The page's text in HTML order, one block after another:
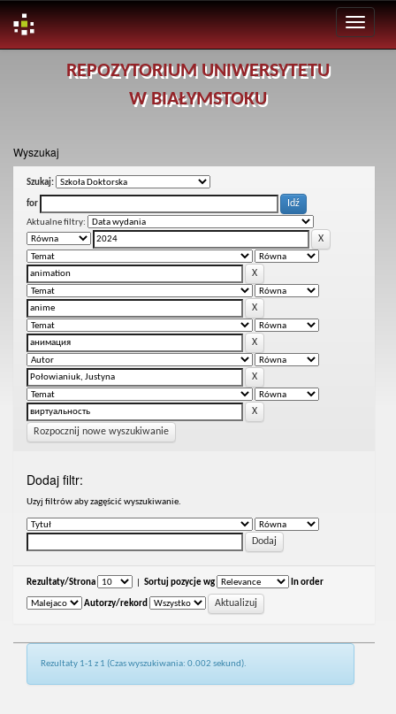
REPOZYTORIUM UNIWERSYTETU
W BIAŁYMSTOKU
Wyszukaj
Szukaj:
for
Aktualne filtry:
Rozpocznij nowe wyszukiwanie
Dodaj filtr:
Uzyj filtrów aby zagęścić wyszukiwanie.
Rezultaty/Strona Sortuj pozycje wg In order
Autorzy/rekord
Rezultaty 1-1 z 1 (Czas wyszukiwania: 0.002 sekund).